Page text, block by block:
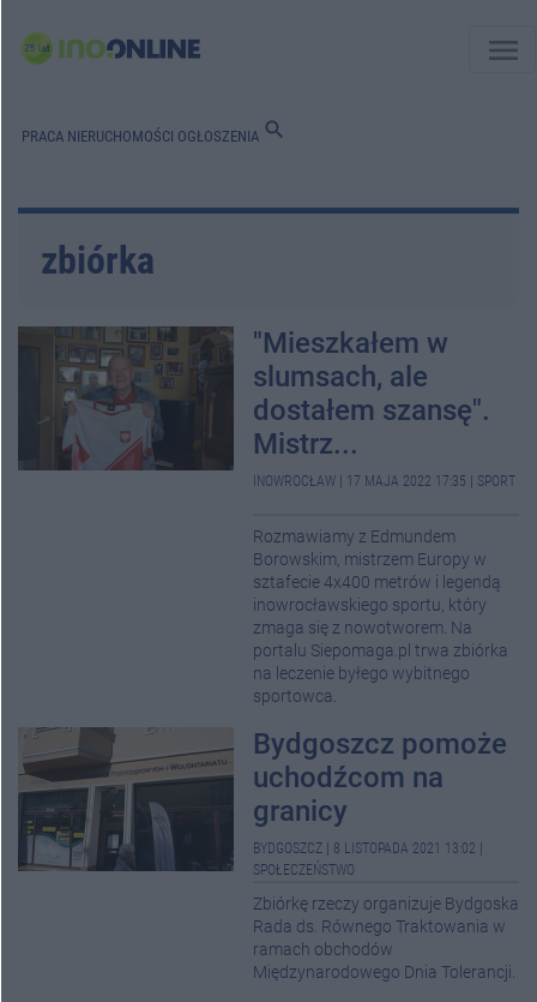
menu
PRACA NIERUCHOMOŚCI OGŁOSZENIA search
zbiórka
"Mieszkałem w
slumsach, ale
dostałem szansę".
Mistrz...
INOWROCŁAW 17 MAJA 2022 17:35 SPORT
Rozmawiamy z Edmundem
Borowskim, mistrzem Europy w
sztafecie 4x400 metrów i legendą
inowrocławskiego sportu, który
zmaga się z nowotworem. Na
portalu Siepomaga.pl trwa zbiórka
na leczenie byłego wybitnego
sportowca.
Bydgoszcz pomoże
uchodźcom na
granicy
BYDGOSZCZ 8 LISTOPADA 2021 13:02
SPOŁECZEŃSTWO
Zbiórkę rzeczy organizuje Bydgoska
Rada ds. Równego Traktowania w
ramach obchodów
Międzynarodowego Dnia Tolerancji.